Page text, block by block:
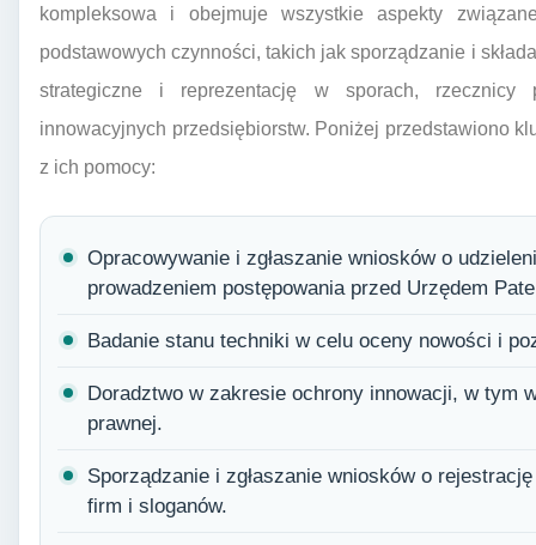
kompleksowa i obejmuje wszystkie aspekty
podstawowych czynności, takich jak sporządzanie i
strategiczne i reprezentację w sporach,
innowacyjnych przedsiębiorstw. Poniżej przedstawiono
z ich pomocy:
Opracowywanie i zgłaszanie wniosków o
prowadzeniem postępowania przed Urzędem
Badanie stanu techniki w celu oceny nowości i
Doradztwo w zakresie ochrony innowacji, w tym
prawnej.
Sporządzanie i zgłaszanie wniosków o
firm i sloganów.